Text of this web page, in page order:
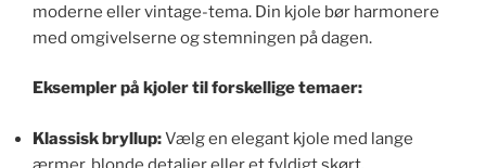
moderne eller vintage-tema. Din kjole bør harmonere
med omgivelserne og stemningen på dagen.
Eksempler på kjoler til forskellige temaer:
Klassisk bryllup:Vælg en elegant kjole med lange